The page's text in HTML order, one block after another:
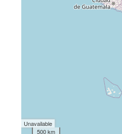
Unavailable
500 km